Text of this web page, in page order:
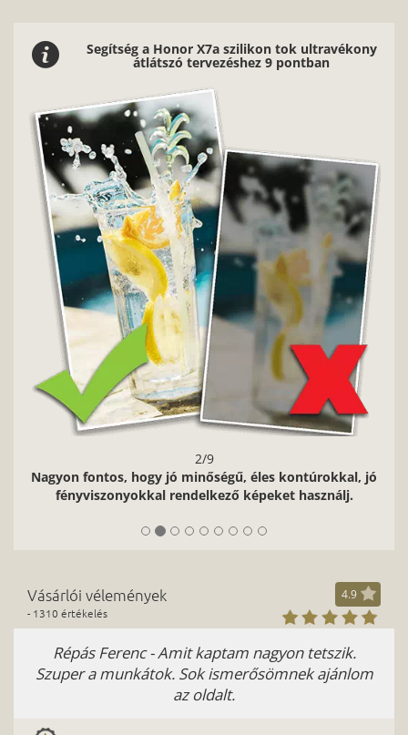
Segítség a Honor X7a szilikon tok ultravékony
átlátszó tervezéshez 9 pontban
2/9
Nagyon fontos, hogy jó minőségű, éles kontúrokkal, jó
fényviszonyokkal rendelkező képeket használj.
Vásárlói vélemények
- 1310 értékelés
4.9
Répás Ferenc - Amit kaptam nagyon tetszik.
Szuper a munkátok. Sok ismerősömnek ajánlom
az oldalt.